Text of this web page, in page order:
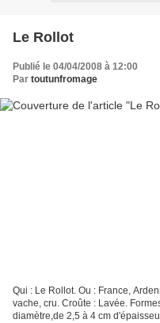
Le Rollot
Publié le 04/04/2008 à 12:00
Par toutunfromage
Qui : Le Rollot. Ou : France,
vache, cru. Croûte : Lavée.
diamètre,de 2,5 à 4 cm